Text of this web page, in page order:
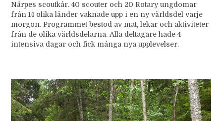
Närpes scoutkår. 40 scouter och 20 Rotary ungdomar
från 14 olika länder vaknade upp i en ny världsdel varje
morgon. Programmet bestod av mat, lekar och aktiviteter
från de olika världsdelarna. Alla deltagare hade 4
intensiva dagar och fick många nya upplevelser.